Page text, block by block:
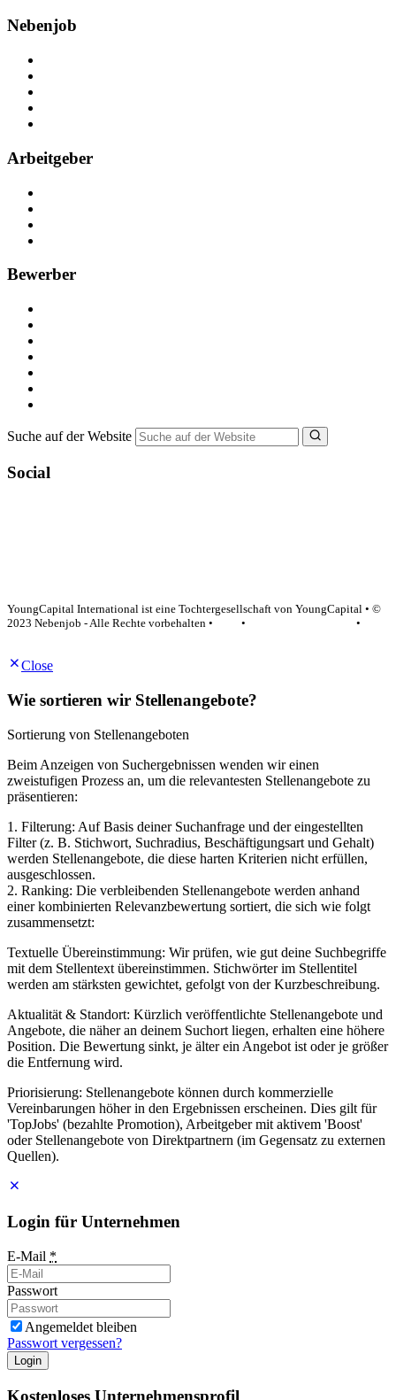
Nebenjob
Arbeitgeber
Bewerber
Suche auf der Website
Social
YoungCapital International ist eine Tochtergesellschaft von YoungCapital • ©
2023 Nebenjob - Alle Rechte vorbehalten •
•
•
Close
Wie sortieren wir Stellenangebote?
Sortierung von Stellenangeboten
Beim Anzeigen von Suchergebnissen wenden wir einen
zweistufigen Prozess an, um die relevantesten Stellenangebote zu
präsentieren:
1. Filterung: Auf Basis deiner Suchanfrage und der eingestellten
Filter (z. B. Stichwort, Suchradius, Beschäftigungsart und Gehalt)
werden Stellenangebote, die diese harten Kriterien nicht erfüllen,
ausgeschlossen.
2. Ranking: Die verbleibenden Stellenangebote werden anhand
einer kombinierten Relevanzbewertung sortiert, die sich wie folgt
zusammensetzt:
Textuelle Übereinstimmung: Wir prüfen, wie gut deine Suchbegriffe
mit dem Stellentext übereinstimmen. Stichwörter im Stellentitel
werden am stärksten gewichtet, gefolgt von der Kurzbeschreibung.
Aktualität & Standort: Kürzlich veröffentlichte Stellenangebote und
Angebote, die näher an deinem Suchort liegen, erhalten eine höhere
Position. Die Bewertung sinkt, je älter ein Angebot ist oder je größer
die Entfernung wird.
Priorisierung: Stellenangebote können durch kommerzielle
Vereinbarungen höher in den Ergebnissen erscheinen. Dies gilt für
'TopJobs' (bezahlte Promotion), Arbeitgeber mit aktivem 'Boost'
oder Stellenangebote von Direktpartnern (im Gegensatz zu externen
Quellen).
Login für Unternehmen
E-Mail *
Passwort
Angemeldet bleiben
Passwort vergessen?
Login
Kostenloses Unternehmensprofil